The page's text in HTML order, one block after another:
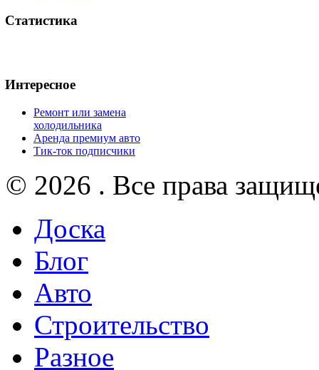
Статистика
Интересное
Ремонт или замена
холодильника
Аренда премиум авто
Тик-ток подписчики
© 2026 . Все права
Доска
Блог
Авто
Строительство
Разное